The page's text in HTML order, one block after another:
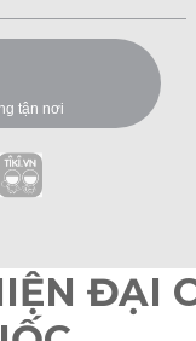
tận nơi
ĐẠI